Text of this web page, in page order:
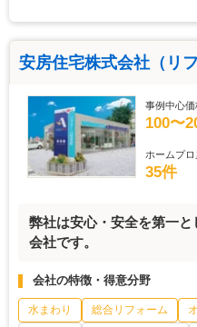
安房住宅株式会社（リ
事例中心価
100〜
ホームプ
35件
弊社は安心・安全を第一
会社です。
会社の特徴・得意分野
水まわり 総合リフォーム